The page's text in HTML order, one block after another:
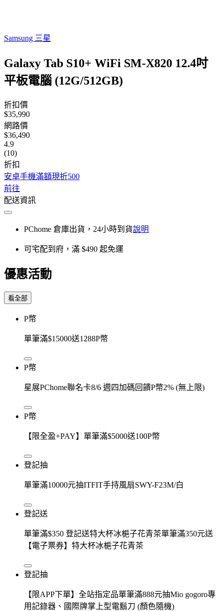
Samsung 三星
Galaxy Tab S10+ WiFi SM-X820 12.4吋
平板電腦 (12G/512GB)
折扣價
$35,990
網路價
$36,490
4.9
(10)
折扣
安卓手機滿額現折500
前往
配送資訊
PChome 倉庫出貨，24小時到貨說明
可宅配到府，滿 $490 起免運
優惠活動
看全部
P幣
單筆滿$15000送1288P幣
P幣
星展PChome聯名卡8/6 週四加碼回饋P幣2% (無上限)
P幣
【限全盈+PAY】單筆滿$5000送100P幣
登記抽
單筆滿10000元抽ITFIT手持風扇SWY-F23M/白
登記送
單筆滿$350 登記送特大杯冰梔子花青茶單筆滿350元送
【電子票券】特大杯冰梔子花青茶
登記抽
【限APP下單】全站指定品單筆滿888元抽Mio gogoro專
用記錄器、國際牌掌上型電鬍刀 (顏色隨機)